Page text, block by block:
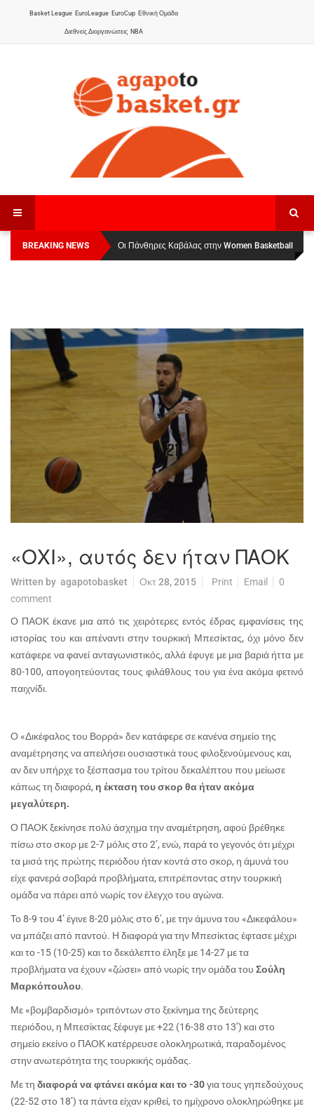
Basket League EuroLeague EuroCup Εθνική Ομάδα
Διεθνείς Διοργανώσεις NBA
BREAKING NEWS
Οι Πάνθηρες Καβάλας στην Women Basketball
League 1
Αναχώρησε για τα Γιάννενα η Εθνική Γυναικών
«ΟΧΙ», αυτός δεν ήταν ΠΑΟΚ
Written by agapotobasket Οκτ 28, 2015 Print Email
0
comment
Ο ΠΑΟΚ έκανε μια από τις χειρότερες εντός έδρας εμφανίσεις της
ιστορίας του και απέναντι στην τουρκική Μπεσίκτας, όχι μόνο δεν
κατάφερε να φανεί ανταγωνιστικός, αλλά έφυγε με μια βαριά ήττα με
80-100, απογοητεύοντας τους φιλάθλους του για ένα ακόμα φετινό
παιχνίδι.
Ο «Δικέφαλος του Βορρά» δεν κατάφερε σε κανένα σημείο της
αναμέτρησης να απειλήσει ουσιαστικά τους φιλοξενούμενους και,
αν δεν υπήρχε το ξέσπασμα του τρίτου δεκαλέπτου που μείωσε
κάπως τη διαφορά, η έκταση του σκορ θα ήταν ακόμα
μεγαλύτερη.
Ο ΠΑΟΚ ξεκίνησε πολύ άσχημα την αναμέτρηση, αφού βρέθηκε
πίσω στο σκορ με 2-7 μόλις στο 2’, ενώ, παρά το γεγονός ότι μέχρι
τα μισά της πρώτης περιόδου ήταν κοντά στο σκορ, η άμυνά του
είχε φανερά σοβαρά προβλήματα, επιτρέποντας στην τουρκική
ομάδα να πάρει από νωρίς τον έλεγχο του αγώνα.
Το 8-9 του 4’ έγινε 8-20 μόλις στο 6’, με την άμυνα του «Δικεφάλου»
να μπάζει από παντού. Η διαφορά για την Μπεσίκτας έφτασε μέχρι
και το -15 (10-25) και το δεκάλεπτο έληξε με 14-27 με τα
προβλήματα να έχουν «ζώσει» από νωρίς την ομάδα του Σούλη
Μαρκόπουλου.
Με «βομβαρδισμό» τριπόντων στο ξεκίνημα της δεύτερης
περιόδου, η Μπεσίκτας ξέφυγε με +22 (16-38 στο 13’) και στο
σημείο εκείνο ο ΠΑΟΚ κατέρρευσε ολοκληρωτικά, παραδομένος
στην ανωτερότητα της τουρκικής ομάδας.
Με τη διαφορά να φτάνει ακόμα και το -30για τους γηπεδούχους
(22-52 στο 18’) τα πάντα είχαν κριθεί, το ημίχρονο ολοκληρώθηκε με